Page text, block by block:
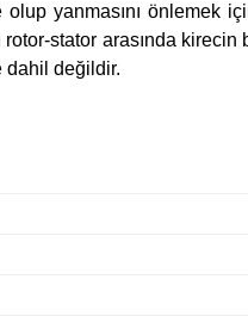
olup yanmasını
stator arasında
dahil değildir.